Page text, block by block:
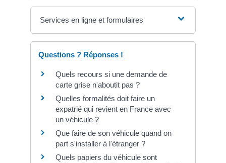
Services en ligne et formulaires
Questions ? Réponses !
Quels recours si une demande de
carte grise n'aboutit pas ?
Quelles formalités doit faire un
expatrié qui revient en France avec
un véhicule ?
Que faire de son véhicule quand on
part s'installer à l'étranger ?
Quels papiers du véhicule sont